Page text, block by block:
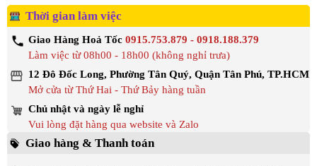
Thời gian làm việc
Giao Hàng Hoả Tốc 0915.753.879 - 0918.188.379
Làm việc từ 08h00 - 18h00 (không nghỉ trưa)
12 Đô Đốc Long, Phường Tân Quý, Quận Tân Phú, TP.HCM
Mở cửa từ Thứ Hai - Thứ Bảy hàng tuần
Chủ nhật và ngày lễ nghỉ
Vui lòng đặt hàng qua website và Zalo
Giao hàng & Thanh toán